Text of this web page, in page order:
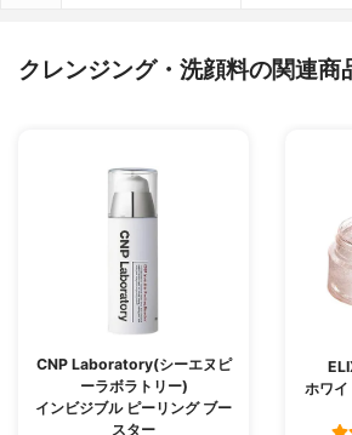
クレンジング・洗顔料の関連商
CNP Laboratory(シーエヌピ
ーラボラトリー)
インビジブル ピーリング ブー
スター
ホワイ